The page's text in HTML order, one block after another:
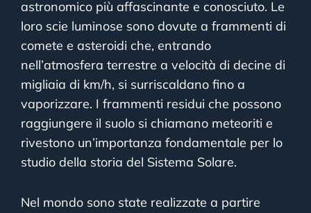
astronomico più affascinante e conosciuto. Le
loro scie luminose sono dovute a frammenti di
comete e asteroidi che, entrando
nell’atmosfera terrestre a velocità di decine di
migliaia di km/h, si surriscaldano fino a
vaporizzare. I frammenti residui che possono
raggiungere il suolo si chiamano meteoriti e
rivestono un’importanza fondamentale per lo
studio della storia del Sistema Solare.
Nel mondo sono state realizzate a partire